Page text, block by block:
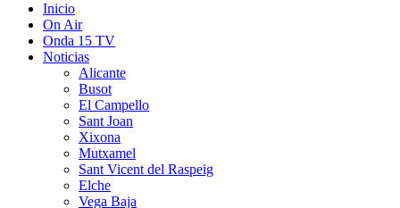
Inicio
On Air
Onda 15 TV
Noticias
Alicante
Busot
El Campello
Sant Joan
Xixona
Mutxamel
Sant Vicent del Raspeig
Elche
Vega Baja